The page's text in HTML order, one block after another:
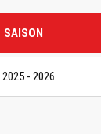
SAISON
2025 - 2026